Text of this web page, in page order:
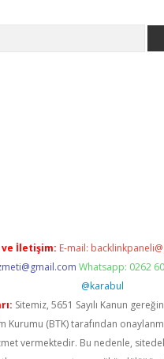
ve İletişim: E-mail:
Whatsapp: 0262
@karabul
Sitemiz, 5651 Sayılı Kanun
Kurumu (BTK) tarafından
vermektedir. Bu nedenle,